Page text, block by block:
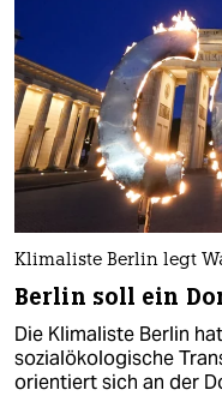
Klimaliste Berlin legt
Berlin soll ein
Die Klimaliste Berlin
sozialökologische
orientiert sich an der